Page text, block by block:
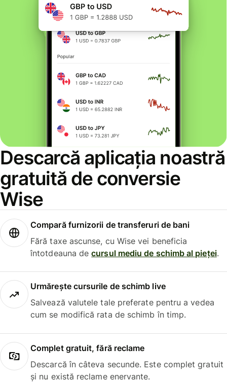
Descarcă aplicația noastră
gratuită de conversie
Wise
Compară furnizorii de transferuri de bani
Fără taxe ascunse, cu Wise vei beneficia
întotdeauna decursul mediu de schimb al pieței.
Urmărește cursurile de schimb live
Salvează valutele tale preferate pentru a vedea
cum se modifică rata de schimb în timp.
Complet gratuit, fără reclame
Descarcă în câteva secunde. Este complet gratuit
și nu există reclame enervante.